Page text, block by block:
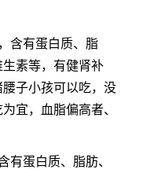
含有蛋白质、脂
素等，有健肾补
子小孩可以吃，没
宜，血脂偏高者、
有蛋白质、脂肪、